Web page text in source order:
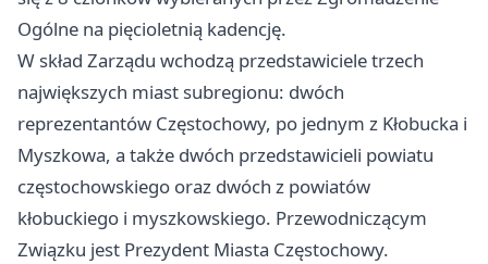
Ogólne na pięcioletnią kadencję.
W skład Zarządu wchodzą przedstawiciele trzech
największych miast subregionu: dwóch
reprezentantów Częstochowy, po jednym z Kłobucka i
Myszkowa, a także dwóch przedstawicieli powiatu
częstochowskiego oraz dwóch z powiatów
kłobuckiego i myszkowskiego. Przewodniczącym
Związku jest Prezydent Miasta Częstochowy.